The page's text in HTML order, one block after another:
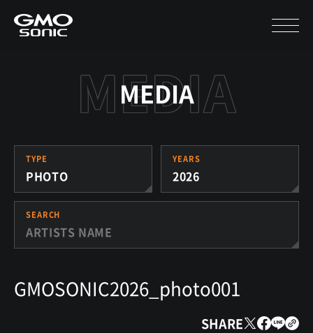
MEDIA
TYPE
PHOTO
YEARS
2026
SEARCH
GMOSONIC2026_photo001
SHARE